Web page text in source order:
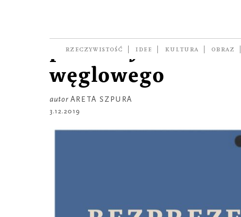
RZECZYWISTOŚĆ IDEE KULTURA OBRAZ
prezenty bez śladu
węglowego
autor ARETA SZPURA
3.12.2019